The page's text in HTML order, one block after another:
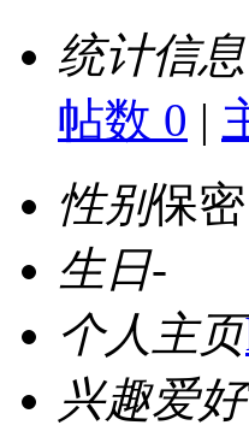
统计信息
帖数 0 |
性别保密
生日-
个人主页
兴趣爱好